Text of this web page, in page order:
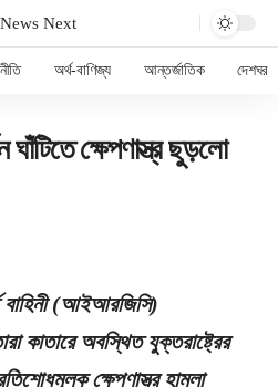
অর্থ-বাণিজ্য আন্তর্জাতিক দেশঘর
ঘাঁটিতে ক্ষেপণাস্ত্র ছুড়লো
বাহিনী (আইআরজিসি)
কাতারে অবস্থিত যুক্তরাষ্ট্রের
ক্ষেপণাস্ত্র হামলা